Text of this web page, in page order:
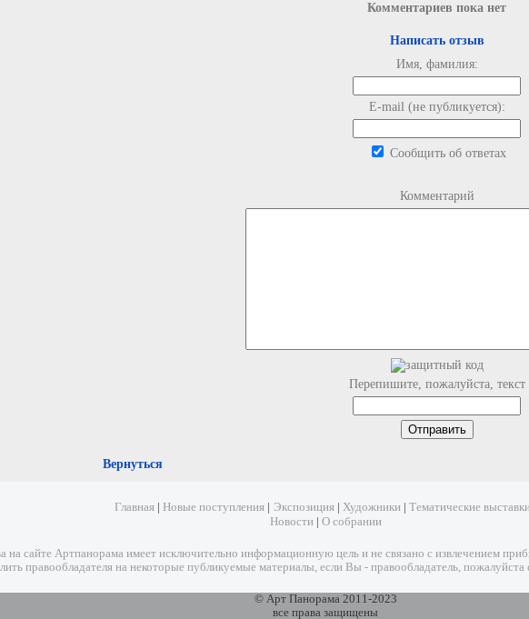
Комментариев пока нет
Написать отзыв
Имя, фамилия:
E-mail (не публикуется):
Сообщить об ответах
Комментарий
Перепишите, пожалуйста, текст
Вернуться
Главная Новые поступления Экспозиция Художники Тематические
Новости| О собрании
на сайте Артпанорама имеет исключительно информационную цель и не связано с извлечением
правообладателя на некоторые публикуемые материалы, если Вы - правообладатель, пожалуйста
© Арт Панорама 2011-2023
все права защищены